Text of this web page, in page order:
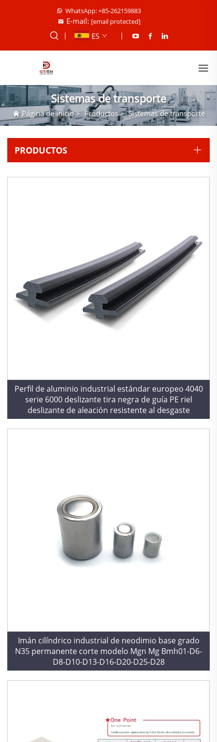
WhatsApp: +85-262159883
E-mail: [email protected]
ES
Sistemas de transporte
Página de inicio>Productos>Sistemas de transporte
PRODUCTOS
Perfil de aluminio industrial estándar europeo 4040
serie 6000 deslizante tira negra de guía PE riel
deslizante de aleación resistente al desgaste
Imán cilíndrico industrial de neodimio base grado
N35 permanente corte modelo Mgn Mg Bmh01-D6-
D8-D10-D13-D16-D20-D25-D28